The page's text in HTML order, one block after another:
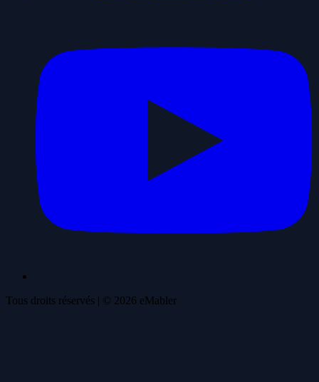
Tous droits réservés | © 2026 eMabler